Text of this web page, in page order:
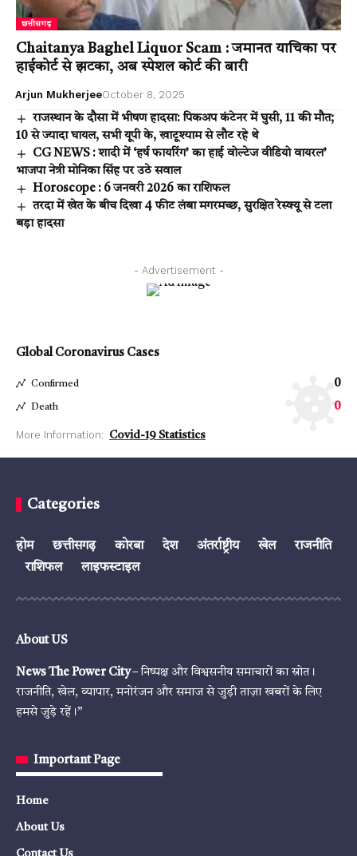
छत्तीसगढ़
Chaitanya Baghel Liquor Scam : जमानत याचिका पर
हाईकोर्ट से झटका, अब स्पेशल कोर्ट की बारी
Arjun MukherjeeOctober 8, 2025
राजस्थान के दौसा में भीषण हादसा: पिकअप कंटेनर में घुसी, 11 की मौत;
10 से ज्यादा घायल, सभी यूपी के, खाटूश्याम से लौट रहे थे
CG NEWS : शादी में ‘हर्ष फायरिंग’ का हाई वोल्टेज वीडियो वायरल’
भाजपा नेत्री मोनिका सिंह पर उठे सवाल
Horoscope : 6 जनवरी 2026 का राशिफल
तरदा में खेत के बीच दिखा 4 फीट लंबा मगरमच्छ, सुरक्षित रेस्क्यू से टला
बड़ा हादसा
- Advertisement -
Global Coronavirus Cases
Confirmed 0
Death 0
More Information: Covid-19 Statistics
Categories
होम छत्तीसगढ़ कोरबा देश अंतर्राष्ट्रीय खेल
राजनीति
राशिफल
लाइफस्टाइल
About US
News The Power City– निष्पक्ष और विश्वसनीय समाचारों का स्रोत।
राजनीति, खेल, व्यापार, मनोरंजन और समाज से जुड़ी ताज़ा खबरों के लिए
हमसे जुड़े रहें।”
Important Page
Home
About Us